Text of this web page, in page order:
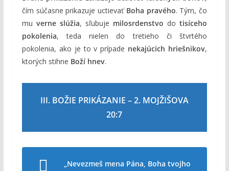
čím súčasne prikazuje uctievať Boha pravého. Tým, čo
mu verne slúžia, sľubuje milosrdenstvo dotisíceho
pokolenia, teda nielen do tretieho či štvrtého
pokolenia, ako je to v prípade nekajúcich hriešnikov,
ktorých stihne Boží hnev.
III. BOŽIE PRIKÁZANIE – 2. MOJŽIŠOVA
20:7
„Nevezmeš mena Pána, Boha tvojho